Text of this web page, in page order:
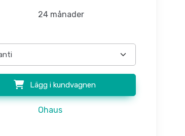
24 månader
Lägg i kundvagnen
Ohaus